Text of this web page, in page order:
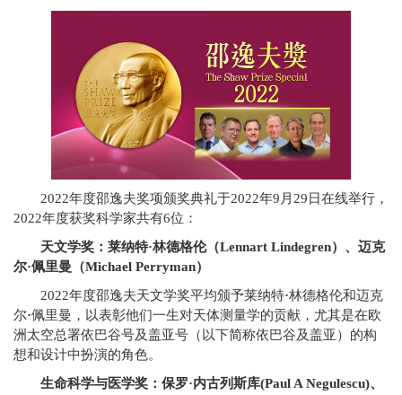
2022年度邵逸夫奖项颁奖典礼于2022年9月29日在线举行，
2022年度获奖科学家共有6位：
天文学奖：莱纳特·林德格伦（Lennart Lindegren）、迈克
尔·佩里曼（Michael Perryman）
2022年度邵逸夫天文学奖平均颁予莱纳特·林德格伦和迈克
尔·佩里曼，以表彰他们一生对天体测量学的贡献，尤其是在欧
洲太空总署依巴谷号及盖亚号（以下简称依巴谷及盖亚）的构
想和设计中扮演的角色。
生命科学与医学奖：保罗·内古列斯库(Paul A Negulescu)、